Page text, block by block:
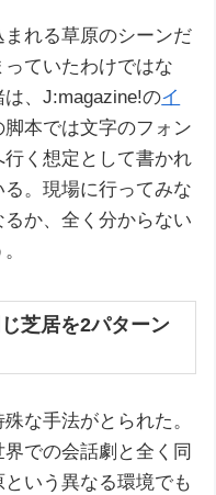
れる草原のシーンだ
ていたわけではな
、J:magazine!のイ
本では文字のフォン
行く想定として書かれ
。現場に行ってみな
か、全く分からない
芝居を2パターン
な手法がとられた。
での会話劇と全く同
いう異なる環境でも